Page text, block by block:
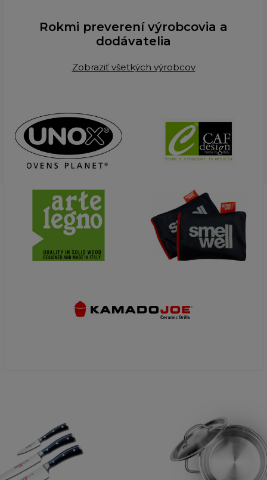
Rokmi preverení výrobcovia a
dodávatelia
Zobraziť všetkých výrobcov